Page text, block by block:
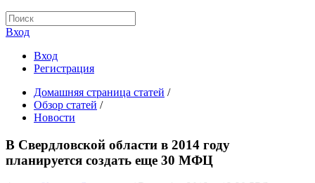
Вход
Вход
Регистрация
Домашняя страница статей /
Обзор статей /
Новости
В Свердловской области в 2014 году
планируется создать еще 30 МФЦ